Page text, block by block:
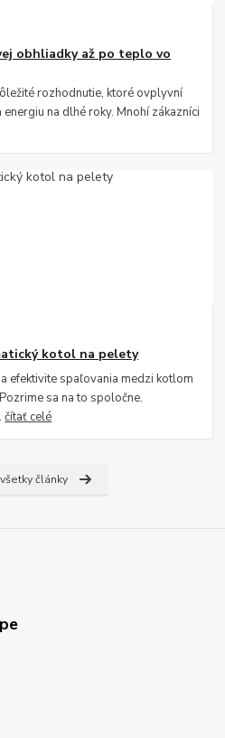
obhliadky až po teplo vo
rozhodnutie, ktoré ovplyvní
na dlhé roky. Mnohí zákazníci
kotol na pelety
efektivite spaľovania medzi kotlom
sa na to spoločne.
čítať celé
články